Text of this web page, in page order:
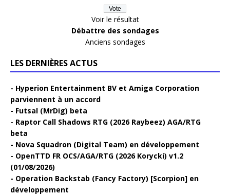
Voir le résultat
Débattre des sondages
Anciens sondages
LES DERNIÈRES ACTUS
Hyperion Entertainment BV et Amiga Corporation
parviennent à un accord
Futsal (MrDig) beta
Raptor Call Shadows RTG (2026 Raybeez) AGA/RTG
beta
Nova Squadron (Digital Team) en développement
OpenTTD FR OCS/AGA/RTG (2026 Korycki) v1.2
(01/08/2026)
Operation Backstab (Fancy Factory) [Scorpion] en
développement